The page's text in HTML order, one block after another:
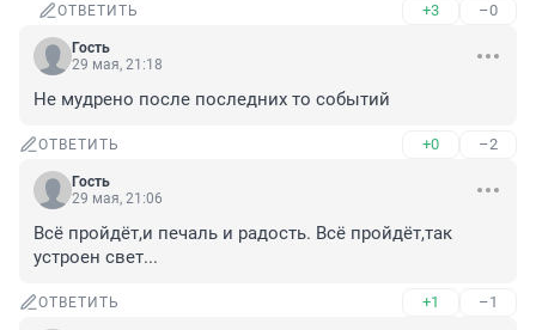
ОТВЕТИТЬ +3 –0
Гость
29 мая, 21:18
Не мудрено после последних то событий
ОТВЕТИТЬ +0 –2
Гость
29 мая, 21:06
Всё пройдёт,и печаль и радость. Всё пройдёт,так
устроен свет...
ОТВЕТИТЬ +1 –1